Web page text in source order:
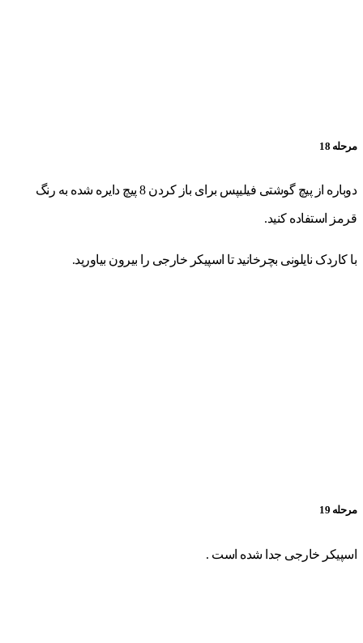
مرحله 18
دوباره از پیچ گوشتی فیلیپس برای باز کردن 8 پیچ دایره شده به رنگ
قرمز استفاده کنید.
با کاردک نایلونی بچرخانید تا اسپیکر خارجی را بیرون بیاورید.
مرحله 19
اسپیکر خارجی جدا شده است .